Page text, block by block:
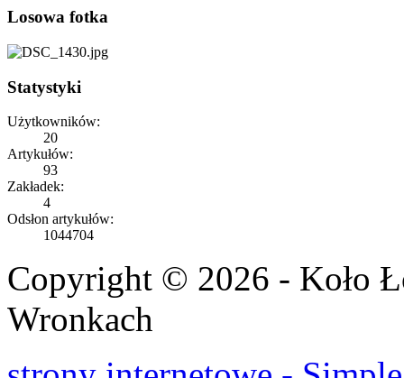
Losowa fotka
Statystyki
Użytkowników:
20
Artykułów:
93
Zakładek:
4
Odsłon artykułów:
1044704
Copyright © 2026 - Koło
Wronkach